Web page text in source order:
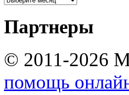
Партнеры
© 2011-2026
помощь